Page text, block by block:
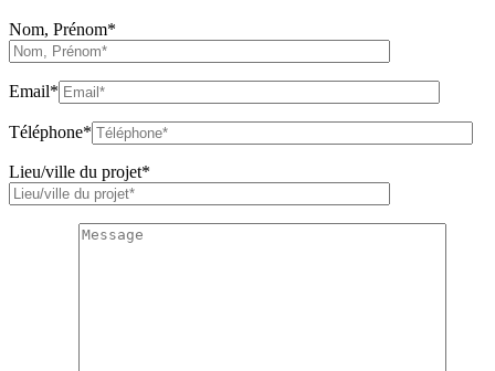
Nom, Prénom*
Email*
Téléphone*
Lieu/ville du projet*